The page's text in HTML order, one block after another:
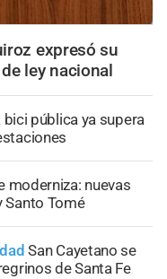
expresó su
ley nacional
bici pública ya supera
moderniza: nuevas
Santo Tomé
San Cayetano se
de Santa Fe